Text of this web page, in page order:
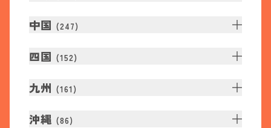
中国 (247)
四国 (152)
九州 (161 )
沖縄 (86)